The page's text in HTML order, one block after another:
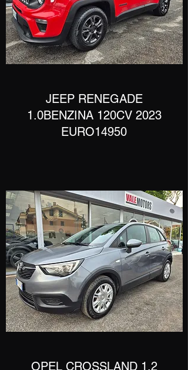
​JEEP RENEGADE
1.0BENZINA 120CV 2023
EURO14950
​OPEL CROSSLAND 1.2